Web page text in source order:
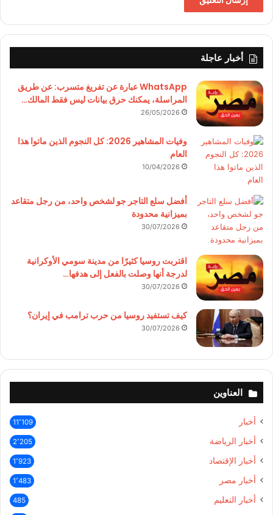
أخبار عاجلة
WhatsApp عبارة عن تفريغ متسرب: عن طريق
المراسلة، يمكنك حرق بيانات ليس فقط المالك…
26/05/2026
وفيات المشاهير 2026: كل النجوم الذين ماتوا هذا
العام
10/04/2026
أفضل سلع التاجر جو لشخص واحد، من رجل متقاعد
بميزانية محدودة
30/07/2026
اقتربت روسيا كثيرًا من مدينة سومي الأوكرانية
لدرجة أنها وصلت بالفعل إلى هدفها…
30/07/2026
كيف تستفيد روسيا من حرب ترامب في إيران؟
30/07/2026
العناوين
أخبار 11٬109
أخبار الرياضة 2٬205
أخبار الإقتصاد 1٬923
أخبار مصر 1٬483
أخبار التعليم 485